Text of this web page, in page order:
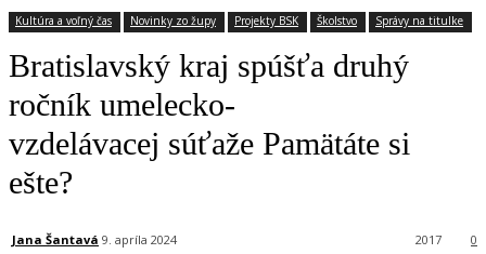
Kultúra a voľný čas Novinky zo župy Projekty BSK Školstvo Správy na titulke
Bratislavský kraj spúšťa druhý
ročník umelecko-
vzdelávacej súťaže Pamätáte si
ešte?
Jana Šantavá 9. apríla 2024 0
2017